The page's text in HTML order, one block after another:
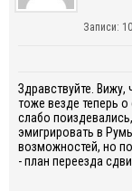
Записи: 10
Здравствуйте. Вижу,
тоже везде теперь
слабо
эмигрировать в
возможностей, но
- план переезда